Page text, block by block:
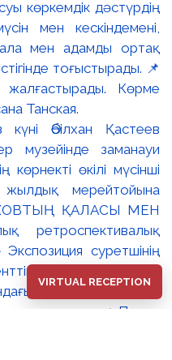
Әбілхан Қастеев
музейінде заманауи
көрнекті өкілі мүсінші
мерейтойына
ҚАЛАСЫ МЕН
ретроспективалық
суретшінің
туындыларынан
соңғы еңбектеріне
тоғыстырады. 🔸Павел
VIRTUAL RECEPTION